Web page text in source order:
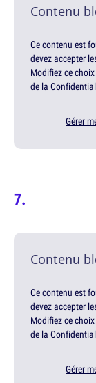
Contenu
Ce contenu est
devez accepter
Modifiez ce
de la
Gérer
Contenu
Ce contenu est
devez accepter
Modifiez ce
de la
Gérer